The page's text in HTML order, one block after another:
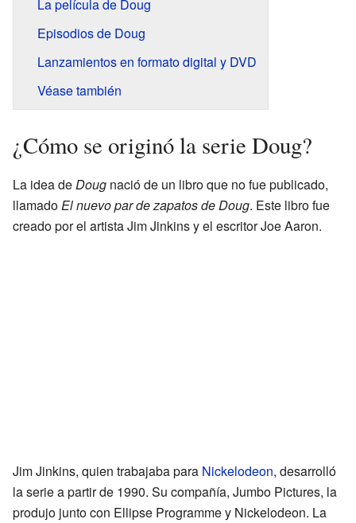
La película de Doug
Episodios de Doug
Lanzamientos en formato digital y DVD
Véase también
¿Cómo se originó la serie Doug?
La idea deDoug nació de un libro que no fue publicado,
llamadoEl nuevo par de zapatos de Doug. Este libro fue
creado por el artista Jim Jinkins y el escritor Joe Aaron.
Jim Jinkins, quien trabajaba para Nickelodeon, desarrolló
la serie a partir de 1990. Su compañía, Jumbo Pictures, la
produjo junto con Ellipse Programme y Nickelodeon. La